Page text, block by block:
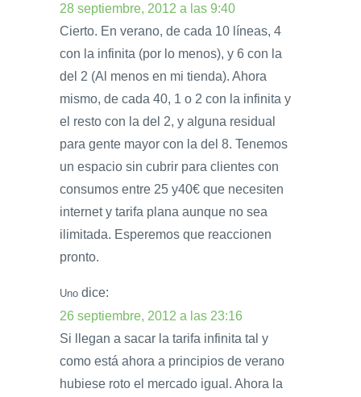
28 septiembre, 2012 a las 9:40
Cierto. En verano, de cada 10 líneas, 4
con la infinita (por lo menos), y 6 con la
del 2 (Al menos en mi tienda). Ahora
mismo, de cada 40, 1 o 2 con la infinita y
el resto con la del 2, y alguna residual
para gente mayor con la del 8. Tenemos
un espacio sin cubrir para clientes con
consumos entre 25 y40€ que necesiten
internet y tarifa plana aunque no sea
ilimitada. Esperemos que reaccionen
pronto.
Uno dice:
26 septiembre, 2012 a las 23:16
Si llegan a sacar la tarifa infinita tal y
como está ahora a principios de verano
hubiese roto el mercado igual. Ahora la